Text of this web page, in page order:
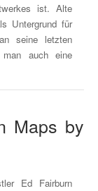
ist. Alte
Untergrund für
seine letzten
auch eine
Maps by
Ed Fairburn